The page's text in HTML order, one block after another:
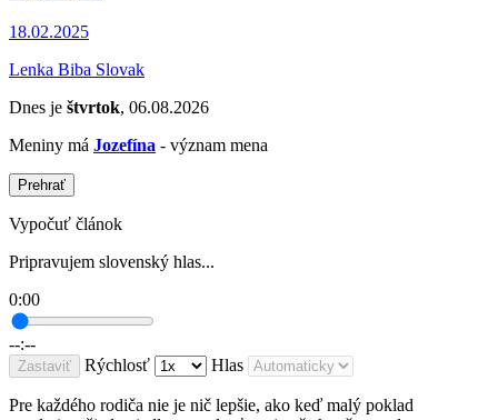
18.02.2025
Lenka Biba Slovak
Dnes je štvrtok, 06.08.2026
Meniny má Jozefína - význam mena
Prehrať
Vypočuť článok
Pripravujem slovenský hlas...
0:00
--:--
Zastaviť Rýchlosť Hlas
Pre každého rodiča nie je nič lepšie, ako keď malý poklad